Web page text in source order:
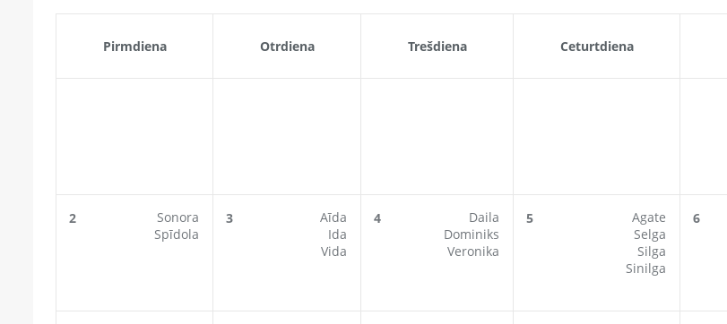
Pirmdiena Otrdiena Trešdiena Ceturtdiena
2
Sonora
Spīdola
3
Aīda
Ida
Vida
4
Daila
Dominiks
Veronika
5
Agate
Selga
Silga
Sinilga
6